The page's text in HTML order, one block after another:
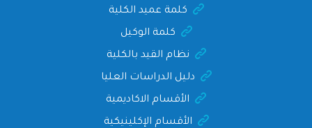
كلمة عميد الكلية
كلمة الوكيل
نظام القيد بالكلية
دليل الدراسات العليا
الأقسام الاكاديمية
الأقسام الإكلينيكية